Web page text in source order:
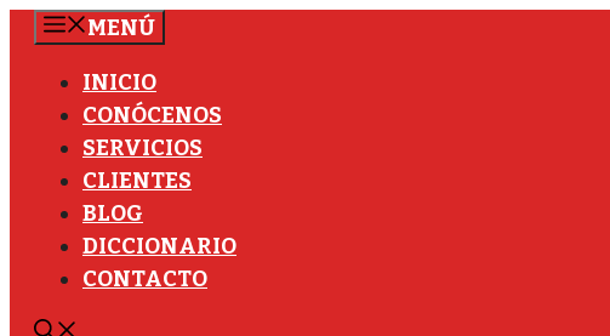
Saltar
contenido
MENÚ
INICIO
CONÓCENOS
SERVICIOS
CLIENTES
BLOG
DICCIONARIO
CONTACTO